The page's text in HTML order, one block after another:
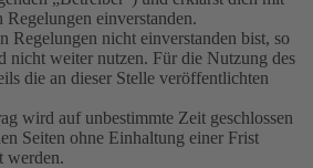
Regelungen einverstanden.
Regelungen nicht einverstanden bist, so
nicht weiter nutzen. Für die Nutzung des
die an dieser Stelle veröffentlichten
wird auf unbestimmte Zeit geschlossen
Seiten ohne Einhaltung einer Frist
werden.